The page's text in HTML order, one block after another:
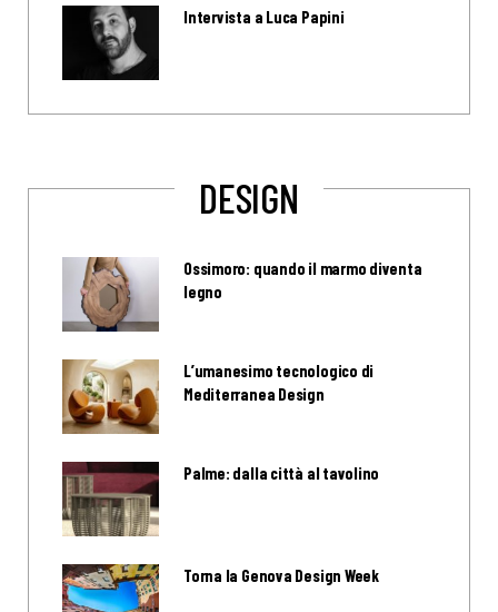
Intervista a Luca Papini
DESIGN
Ossimoro: quando il marmo diventa
legno
L’umanesimo tecnologico di
Mediterranea Design
Palme: dalla città al tavolino
Torna la Genova Design Week